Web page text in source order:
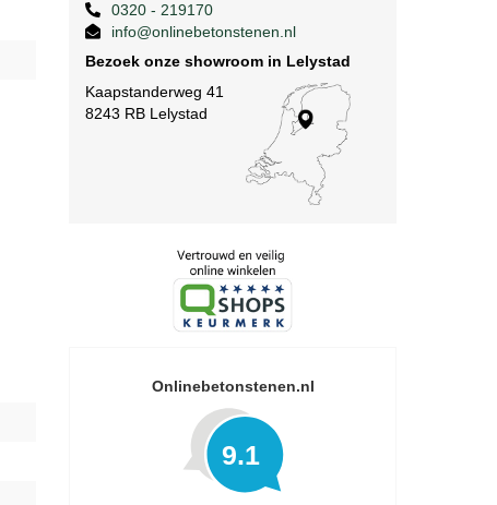
0320 - 219170
info@onlinebetonstenen.nl
Bezoek onze showroom in Lelystad
Kaapstanderweg 41
8243 RB Lelystad
Onlinebetonstenen.nl
9.1